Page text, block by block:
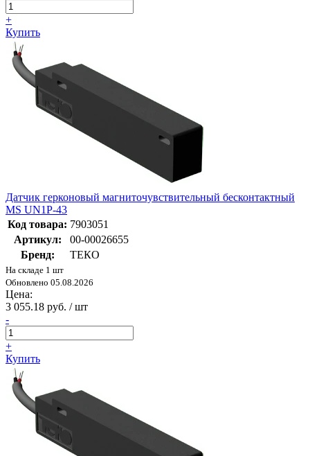
+
Купить
Датчик герконовый магниточувствительный бесконтактный
MS UN1P-43
Код товара: 7903051
Артикул:
00-00026655
Бренд:
ТЕКО
На складе 1 шт
Обновлено 05.08.2026
Цена:
3 055.18 руб. / шт
-
+
Купить